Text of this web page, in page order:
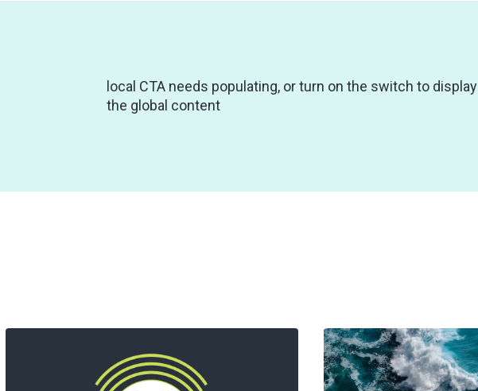
local CTA needs populating, or turn on the switch to display
the global content